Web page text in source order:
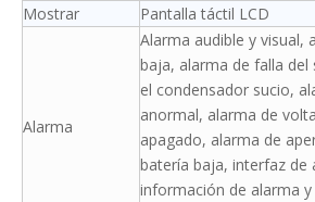
Mostrar
Pantalla táctil LCD
Alarma
Alarma audible y visual,
baja, alarma de falla
el condensador sucio,
anormal, alarma de
apagado, alarma de
batería baja, interfaz de
información de alarma